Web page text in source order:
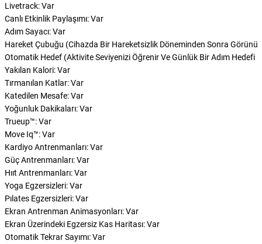
Livetrack: Var
Canlı Etkinlik Paylaşımı: Var
Adım Sayacı: Var
Hareket Çubuğu (Cihazda Bir Hareketsizlik Döneminden Sonra
Otomatik Hedef (Aktivite Seviyenizi Öğrenir Ve Günlük Bir Adım Hedefi
Yakılan Kalori: Var
Tırmanılan Katlar: Var
Katedilen Mesafe: Var
Yoğunluk Dakikaları: Var
Trueup™: Var
Move Iq™: Var
Kardiyo Antrenmanları: Var
Güç Antrenmanları: Var
Hııt Antrenmanları: Var
Yoga Egzersizleri: Var
Pılates Egzersizleri: Var
Ekran Antrenman Animasyonları: Var
Ekran Üzerindeki Egzersiz Kas Haritası: Var
Otomatik Tekrar Sayımı: Var